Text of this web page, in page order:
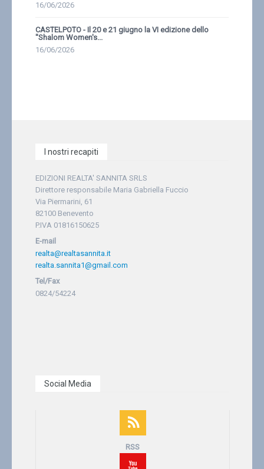
16/06/2026
CASTELPOTO - Il 20 e 21 giugno la VI edizione dello
''Shalom Women's...
16/06/2026
I nostri recapiti
EDIZIONI REALTA' SANNITA SRLS
Direttore responsabile Maria Gabriella Fuccio
Via Piermarini, 61
82100 Benevento
P.IVA 01816150625
E-mail
realta@realtasannita.it
realta.sannita1@gmail.com
Tel/Fax
0824/54224
Social Media
RSS